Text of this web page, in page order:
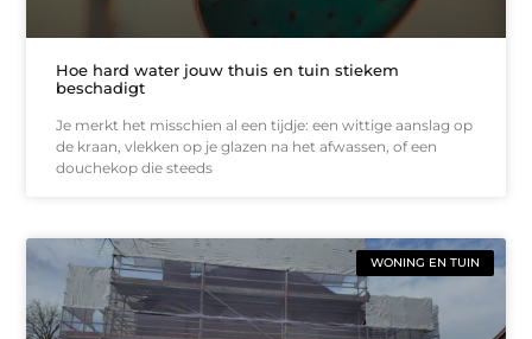
Hoe hard water jouw thuis en tuin stiekem
beschadigt
Je merkt het misschien al een tijdje: een wittige aanslag op
de kraan, vlekken op je glazen na het afwassen, of een
douchekop die steeds
WONING EN TUIN